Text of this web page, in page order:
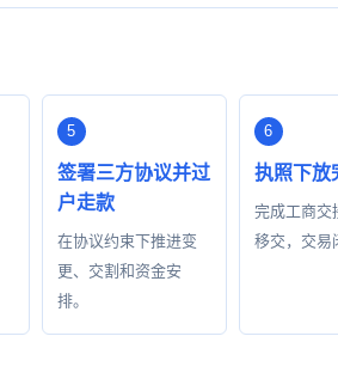
签署三方协议并过
户走款
在协议约束下推进变
更、交割和资金安
排。
执照下放
完成工商交
移交，交易